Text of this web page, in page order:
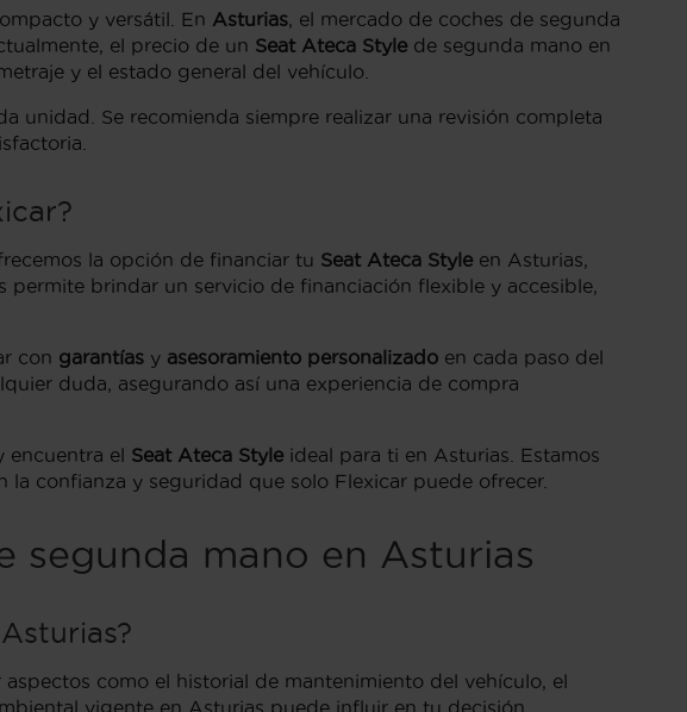
y versátil. En Asturias, el mercado de coches de segunda
el precio de un Seat Ateca Style de segunda mano en
y el estado general del vehículo.
unidad. Se recomienda siempre realizar una revisión completa
la opción de financiar tu Seat Ateca Style en Asturias,
brindar un servicio de financiación flexible y accesible,
con garantías y asesoramiento personalizado en cada paso del
duda, asegurando así una experiencia de compra
encuentra el Seat Ateca Style ideal para ti en Asturias. Estamos
confianza y seguridad que solo Flexicar puede ofrecer.
segunda mano en Asturias
como el historial de mantenimiento del vehículo, el
vigente en Asturias puede influir en tu decisión,